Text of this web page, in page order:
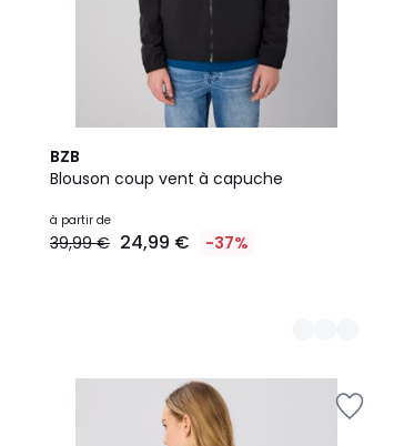
BZB
Blouson coup vent à capuche
à partir de
39,99 € 24,99 € -37%
2
Couleurs